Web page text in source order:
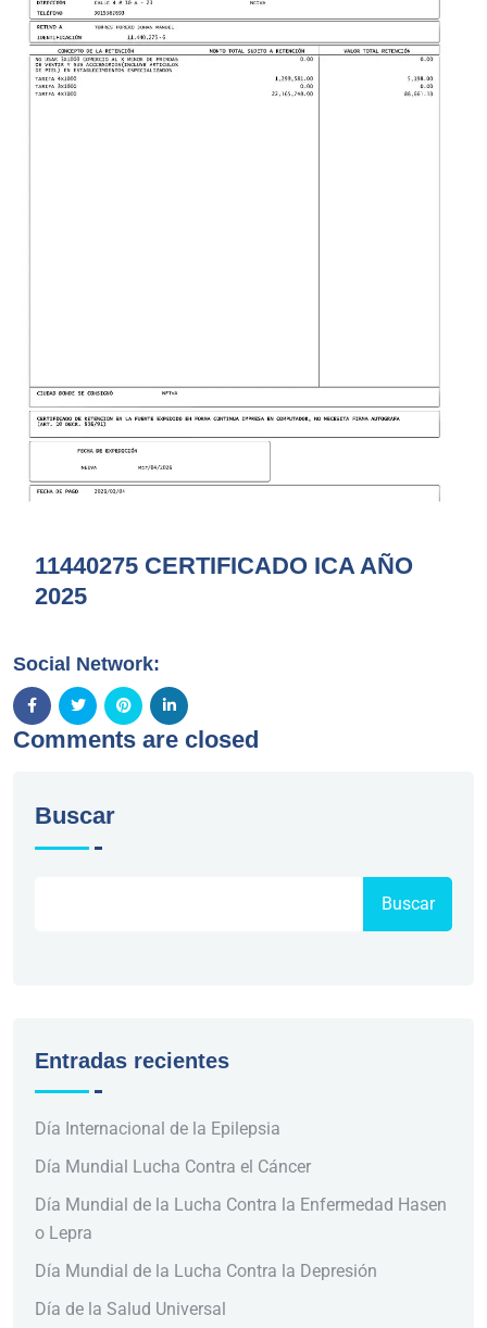
11440275 CERTIFICADO ICA AÑO
2025
Social Network:
Comments are closed
Buscar
Buscar
Entradas recientes
Día Internacional de la Epilepsia
Día Mundial Lucha Contra el Cáncer
Día Mundial de la Lucha Contra la Enfermedad Hasen
o Lepra
Día Mundial de la Lucha Contra la Depresión
Día de la Salud Universal